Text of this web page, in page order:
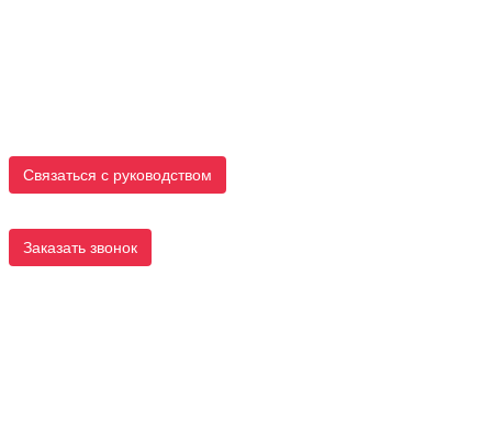
Связаться с руководством
Заказать звонок